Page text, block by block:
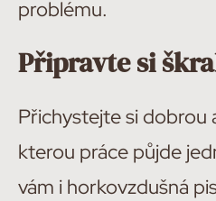
problému.
Připravte si
Přichystejte si dobrou
kterou práce půjde
vám i horkovzdušná